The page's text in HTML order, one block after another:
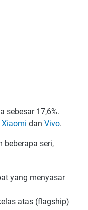
sebesar 17,6%.
Xiaomi dan Vivo.
beberapa seri,
yang menyasar
atas (flagship)